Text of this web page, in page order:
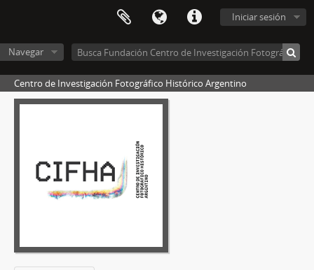
Iniciar sesión
Navegar
Centro de Investigación Fotográfico Histórico Argentino